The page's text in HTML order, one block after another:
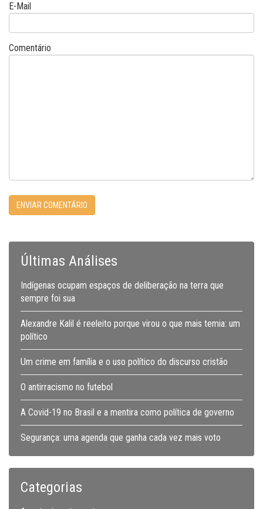
E-Mail
Comentário
Últimas Análises
Indígenas ocupam espaços de deliberação na terra que
sempre foi sua
Alexandre Kalil é reeleito porque virou o que mais temia: um
político
Um crime em família e o uso político do discurso cristão
O antirracismo no futebol
A Covid-19 no Brasil e a mentira como política de governo
Segurança: uma agenda que ganha cada vez mais voto
Categorias